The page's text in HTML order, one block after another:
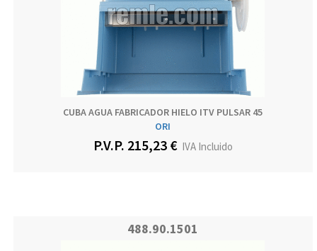
CUBA AGUA FABRICADOR HIELO ITV PULSAR 45
ORI
P.V.P. 215,23 €IVA Incluido
488.90.1501